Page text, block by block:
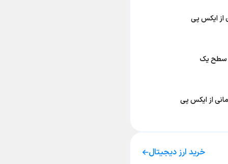
از ایکس پی
سطح یک
از ایکس پی
خرید ارز دیجیتال